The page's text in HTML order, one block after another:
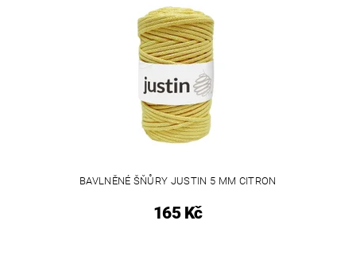
BAVLNĚNÉ ŠŇŮRY JUSTIN 5 MM CITRON
165 Kč